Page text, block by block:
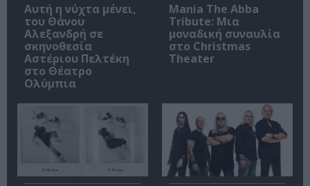
Αυτή η νύχτα μένει,
του Θάνου
Αλεξανδρή σε
σκηνοθεσία
Αστέριου Πελτέκη
στο Θέατρο
Ολύμπια
Mania The Abba
Tribute: Μια
μοναδική συναυλία
στο Christmas
Theater